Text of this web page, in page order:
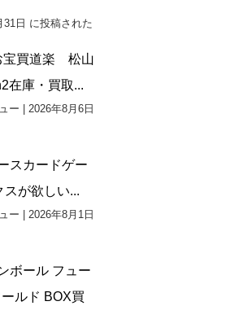
31日 に投稿された
宝買道楽 松山
在庫・買取...
ー
2026年8月6日
スカードゲー
スが欲しい...
ー
2026年8月1日
ボール フュー
ルド BOX買